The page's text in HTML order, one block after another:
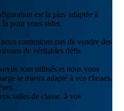
est la plus adaptée à
pour vous aider.
contentons pas de vendre des
de véritables défis
sont utilisés et nous vous
le mieux adapté à vos classes,
salles de classe, à vos